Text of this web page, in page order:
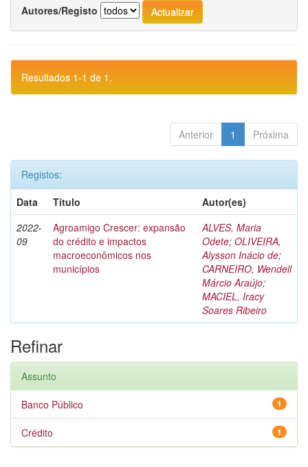
Autores/Registo
Resultados 1-1 de 1.
Anterior 1 Próxima
Registos:
Data
Título
Autor(es)
2022-
09
Agroamigo Crescer: expansão
do crédito e impactos
macroeconômicos nos
municípios
ALVES, Maria
Odete; OLIVEIRA,
Alysson Inácio de;
CARNEIRO, Wendell
Márcio Araújo;
MACIEL, Iracy
Soares Ribeiro
Refinar
Assunto
1
Banco Público
1
Crédito